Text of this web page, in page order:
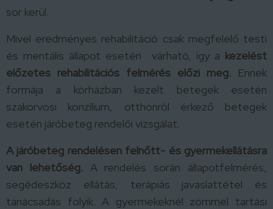
sor kerül.
Mivel eredményes rehabilitáció csak megfelelő testi
és mentális állapot esetén várható, így a kezelést
előzetes rehabilitációs felmérés előzi meg. Ennek
formája a kórházban kezelt betegek esetén
szakorvosi konzílium, otthonról érkező betegek
esetén járóbeteg rendelői vizsgálat.
A járóbeteg rendelésen felnőtt- és gyermekellátásra
van lehetőség. A rendelés során állapotfelmérés,
segédeszköz ellátás, terápiás javaslattétel és
tanácsadás folyik. A gyermekeknél zömmel tartási